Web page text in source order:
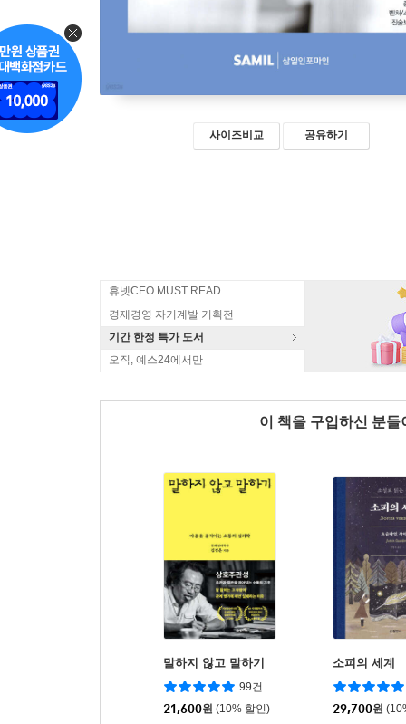
사이즈비교 공유하기
휴넷CEO MUST READ
경제경영 자기계발 기획전
기간 한정 특가 도서
오직, 예스24에서만
이 책을 구입하신 분
말하지 않고 말하기
99건
21,600원 (10% 할인)
소피의 세계
29,700원